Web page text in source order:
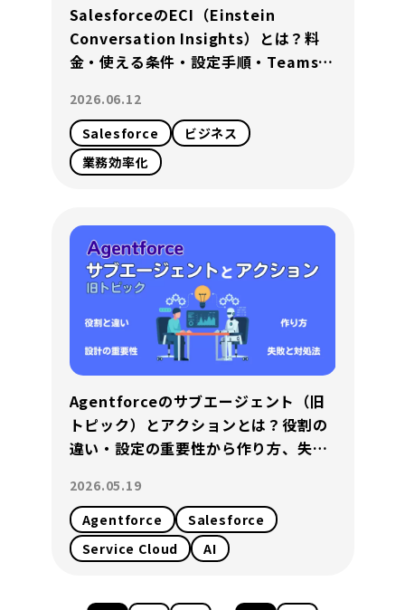
SalesforceのECI（Einstein
Conversation Insights）とは？料
金・使える条件・設定手順・Teams／
2026.06.12
Salesforce
ビジネス
業務効率化
Agentforceのサブエージェント（旧
トピック）とアクションとは？役割の
違い・設定の重要性から作り方、失敗
2026.05.19
Agentforce
Salesforce
Service Cloud
AI